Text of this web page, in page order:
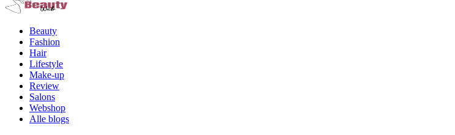
Beauty
Fashion
Hair
Lifestyle
Make-up
Review
Salons
Webshop
Alle blogs